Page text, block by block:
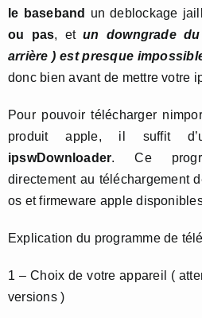
le baseband
un deblockage
ou pas, etun downgrade
arrière ) est presque
donc bien avant de mettre votre
Pour pouvoir télécharger
produit apple, il suffit
ipswDownloader. Ce
directement au téléchargement
os et firmeware apple
Explication du programme de
1 – Choix de votre appareil (
versions )